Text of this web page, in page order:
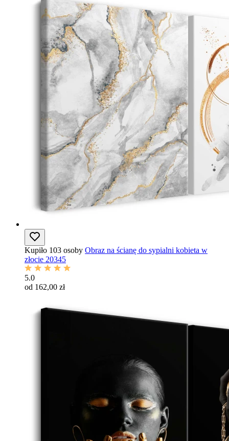
Kupiło 103 osoby Obraz na ścianę do sypialni kobieta w
złocie 20345
5.0
od 162,00 zł